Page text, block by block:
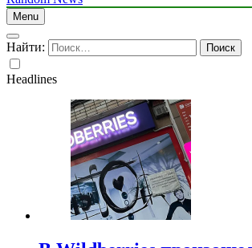
Menu
Найти:
Headlines